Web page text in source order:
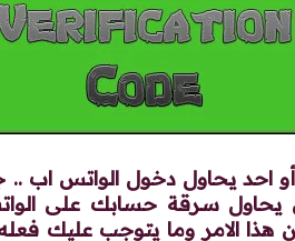
يحاول دخول الواتس اب ..
سرقة حسابك على
هذا الامر وما يتوجب عليك